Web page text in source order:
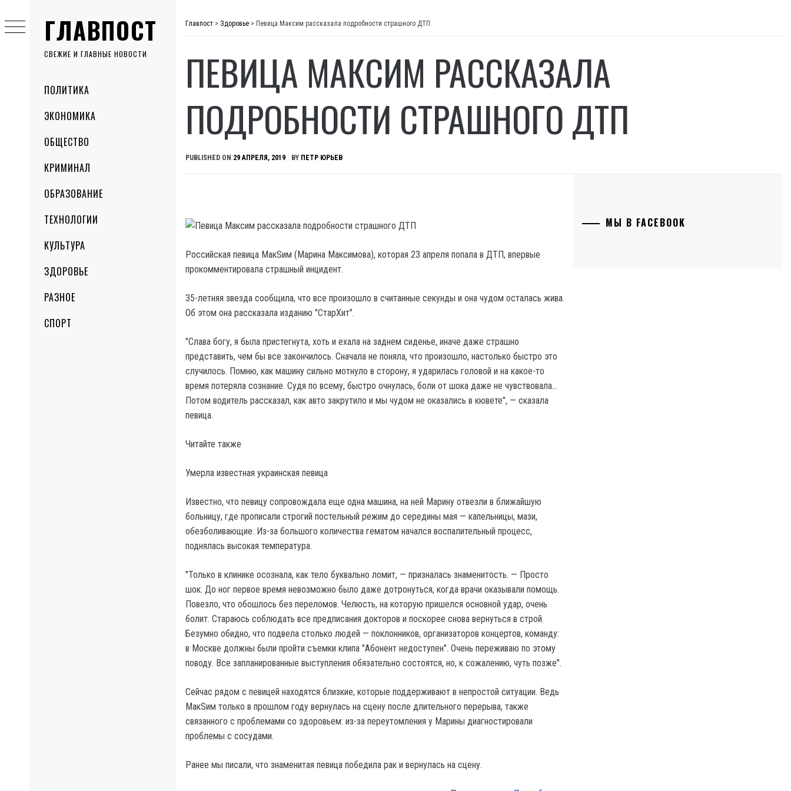
ГЛАВПОСТ
СВЕЖИЕ И ГЛАВНЫЕ НОВОСТИ
MenuПОЛИТИКА
ЭКОНОМИКА
ОБЩЕСТВО
КРИМИНАЛ
ОБРАЗОВАНИЕ
ТЕХНОЛОГИИ
КУЛЬТУРА
ЗДОРОВЬЕ
РАЗНОЕ
СПОРТ
to
content
Главпост > Здоровье > Певица Максим рассказала подробности страшного ДТП
ПЕВИЦА МАКСИМ РАССКАЗАЛА
ПОДРОБНОСТИ СТРАШНОГО ДТП
PUBLISHED ON 29 АПРЕЛЯ, 2019 BY ПЕТР ЮРЬЕВ
Российская певица МакSим (Марина Максимова), которая 23 апреля попала в ДТП, впервые
прокомментировала страшный инцидент.
35-летняя звезда сообщила, что все произошло в считанные секунды и она чудом осталась жива.
Об этом она рассказала изданию "СтарХит".
"Слава богу, я была пристегнута, хоть и ехала на заднем сиденье, иначе даже страшно
представить, чем бы все закончилось. Сначала не поняла, что произошло, настолько быстро это
случилось. Помню, как машину сильно мотнуло в сторону, я ударилась головой и на какое-то
время потеряла сознание. Судя по всему, быстро очнулась, боли от шока даже не чувствовала…
Потом водитель рассказал, как авто закрутило и мы чудом не оказались в кювете", — сказала
певица.
Читайте также
Умерла известная украинская певица
Известно, что певицу сопровождала еще одна машина, на ней Марину отвезли в ближайшую
больницу, где прописали строгий постельный режим до середины мая — капельницы, мази,
обезболивающие. Из-за большого количества гематом начался воспалительный процесс,
поднялась высокая температура.
"Только в клинике осознала, как тело буквально ломит, — призналась знаменитость. — Просто
шок. До ног первое время невозможно было даже дотронуться, когда врачи оказывали помощь.
Повезло, что обошлось без переломов. Челюсть, на которую пришелся основной удар, очень
болит. Стараюсь соблюдать все предписания докторов и поскорее снова вернуться в строй.
Безумно обидно, что подвела столько людей — поклонников, организаторов концертов, команду:
в Москве должны были пройти съемки клипа "Абонент недоступен". Очень переживаю по этому
поводу. Все запланированные выступления обязательно состоятся, но, к сожалению, чуть позже".
Сейчас рядом с певицей находятся близкие, которые поддерживают в непростой ситуации. Ведь
МакSим только в прошлом году вернулась на сцену после длительного перерыва, также
связанного с проблемами со здоровьем: из-за переутомления у Марины диагностировали
проблемы с сосудами.
Ранее мы писали, что знаменитая певица победила рак и вернулась на сцену.
МЫ В FACEBOOK